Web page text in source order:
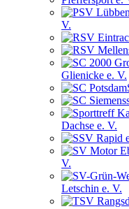
V.
Glienicke e. V.
Dachse e. V.
V.
Letschin e. V.